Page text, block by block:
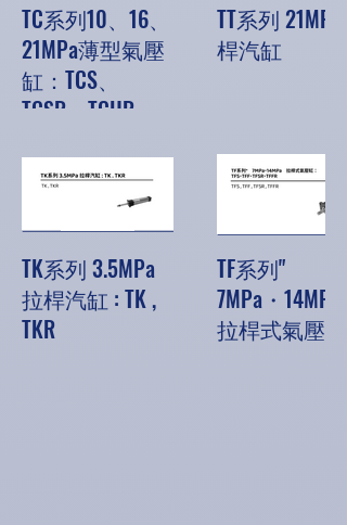
TC系列10、16、
21MPa薄型氣壓
缸：TCS、
TCSR、TCHR、
TT系列 21MPa
桿汽缸
TK系列 3.5MPa
拉桿汽缸 : TK ,
TKR
TF系列"
7MPa・14MPa
拉桿式氣壓缸